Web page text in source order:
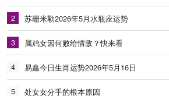
2 苏珊米勒2026年5月水瓶座运势
3 属鸡女因何败给情敌？快来看
4 易鑫今日生肖运势2026年5月16日
5 处女女分手的根本原因